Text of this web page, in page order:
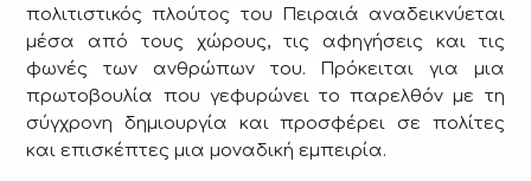
πολιτιστικός πλούτος του Πειραιά αναδεικνύεται
μέσα από τους χώρους, τις αφηγήσεις και τις
φωνές των ανθρώπων του. Πρόκειται για μια
πρωτοβουλία που γεφυρώνει το παρελθόν με τη
σύγχρονη δημιουργία και προσφέρει σε πολίτες
και επισκέπτες μια μοναδική εμπειρία.